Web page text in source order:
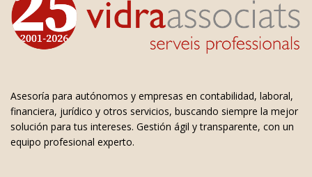
Asesoría para autónomos y empresas en contabilidad, laboral,
financiera, jurídico y otros servicios, buscando siempre la mejor
solución para tus intereses. Gestión ágil y transparente, con un
equipo profesional experto.